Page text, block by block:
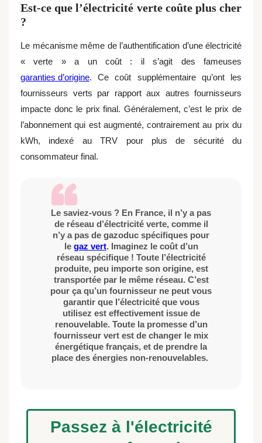
Est-ce que l’électricité verte coûte plus cher
?
Le mécanisme même de l’authentification d’une électricité
« verte » a un coût : il s’agit des fameuses
garanties d’origine. Ce coût supplémentaire qu’ont les
fournisseurs verts par rapport aux autres fournisseurs
impacte donc le prix final. Généralement, c’est le prix de
l’abonnement qui est augmenté, contrairement au prix du
kWh, indexé au TRV pour plus de sécurité du
consommateur final.
Le saviez-vous ? En France, il n’y a pas
de réseau d’électricité verte, comme il
n’y a pas de gazoduc spécifiques pour
le gaz vert. Imaginez le coût d’un
réseau spécifique ! Toute l’électricité
produite, peu importe son origine, est
transportée par le même réseau. C’est
pour ça qu’un fournisseur ne peut vous
garantir que l’électricité que vous
utilisez est effectivement issue de
renouvelable. Toute la promesse d’un
fournisseur vert est de changer le mix
énergétique français, et de prendre la
place des énergies non-renouvelables.
Passez à l'électricité